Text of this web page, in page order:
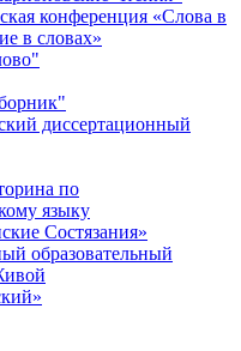
конференция «Cлова в
в словах»
диссертационный
по
языку
Состязания»
образовательный